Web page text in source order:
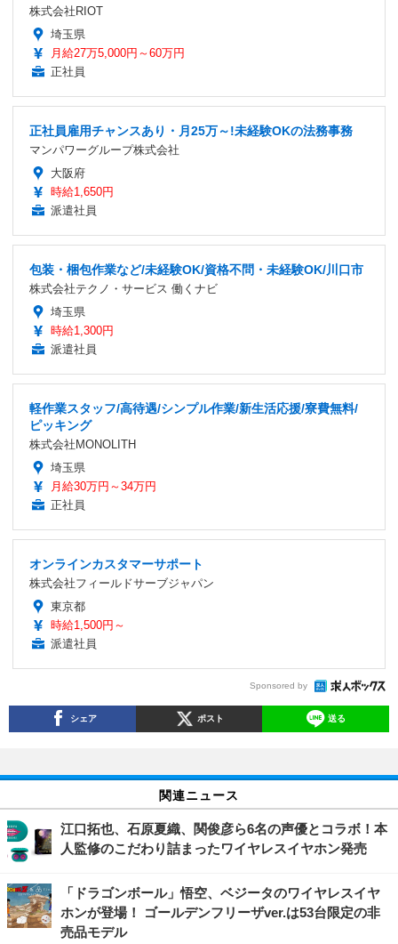
株式会社RIOT
埼玉県
月給27万5,000円～60万円
正社員
正社員雇用チャンスあり・月25万～!未経験OKの法務事務
マンパワーグループ株式会社
大阪府
時給1,650円
派遣社員
包装・梱包作業など/未経験OK/資格不問・未経験OK/川口市
株式会社テクノ・サービス 働くナビ
埼玉県
時給1,300円
派遣社員
軽作業スタッフ/高待遇/シンプル作業/新生活応援/寮費無料/
ピッキング
株式会社MONOLITH
埼玉県
月給30万円～34万円
正社員
オンラインカスタマーサポート
株式会社フィールドサーブジャパン
東京都
時給1,500円～
派遣社員
Sponsored by
シェア ポスト 送る
関連ニュース
江口拓也、石原夏織、関俊彦ら6名の声優とコラボ！本
人監修のこだわり詰まったワイヤレスイヤホン発売
「ドラゴンボール」悟空、ベジータのワイヤレスイヤ
ホンが登場！ ゴールデンフリーザver.は53台限定の非
売品モデル